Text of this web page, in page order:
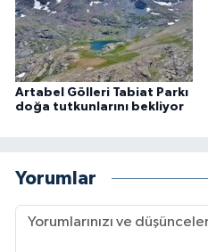
Artabel Gölleri Tabiat Parkı
doğa tutkunlarını bekliyor
Yorumlar